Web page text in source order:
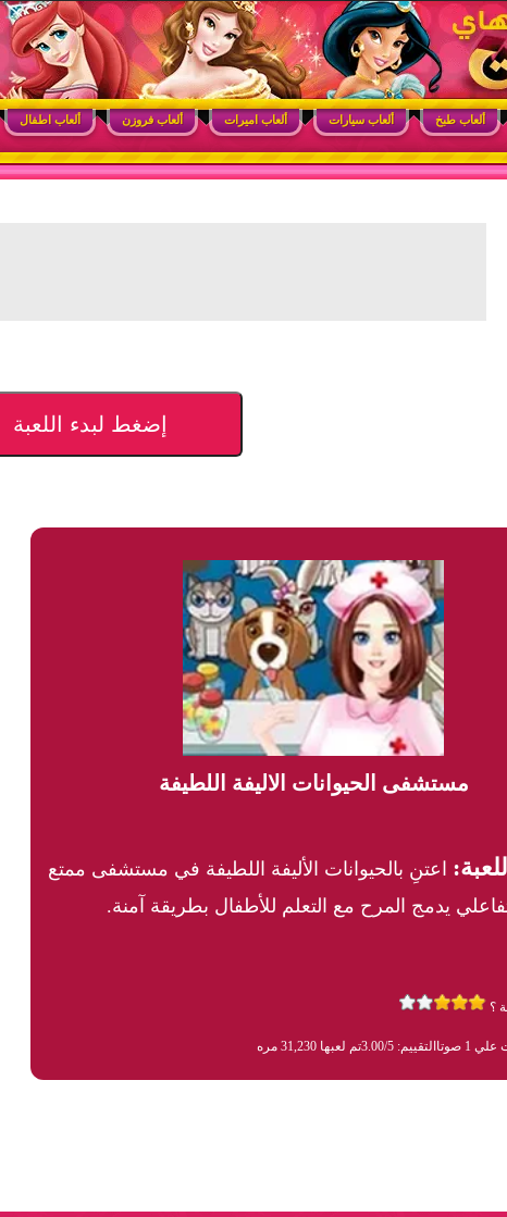
أفضل ألعاب تلبيس، مكياج، طبخ وأنشطة ممتعة للبنات
ألعاب طبخ ألعاب سيارات ألعاب اميرات ألعاب فروزن ألعاب اطفال
إضغط لبدء اللعبة
مستشفى الحيوانات الاليفة اللطيفة
اعتنِ بالحيوانات الأليفة اللطيفة في مستشفى ممتع
يدمج المرح مع التعلم للأطفال بطريقة آمنة.
؟
1 صوتا التقييم: 3.00/5 تم لعبها 31,230 مره